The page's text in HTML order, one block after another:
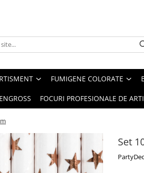
FUMIGENE COLORATE
FOCURI PROFESIONALE DE
Set